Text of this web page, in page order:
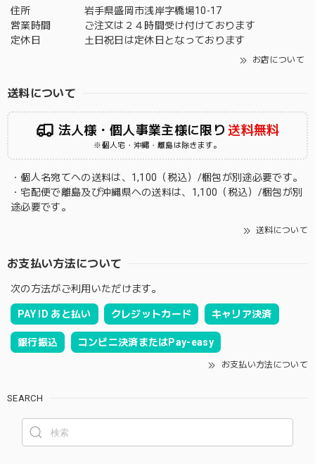
住所
岩手県盛岡市浅岸字橋場10-17
営業時間
ご注文は２４時間受け付けております
定休日
土日祝日は定休日となっております
お店について
送料について
法人様・個人事業主様に限り 送料無料
※個人宅・沖縄・離島は除きます。
・個人名宛てへの送料は、1,100（税込）/梱包が別途必要です。
・宅配便で離島及び沖縄県への送料は、1,100（税込）/梱包が別
途必要です。
送料について
お支払い方法について
次の方法がご利用いただけます。
PAY ID あと払い クレジットカード キャリア決済
銀行振込 コンビニ決済またはPay-easy
お支払い方法について
SEARCH